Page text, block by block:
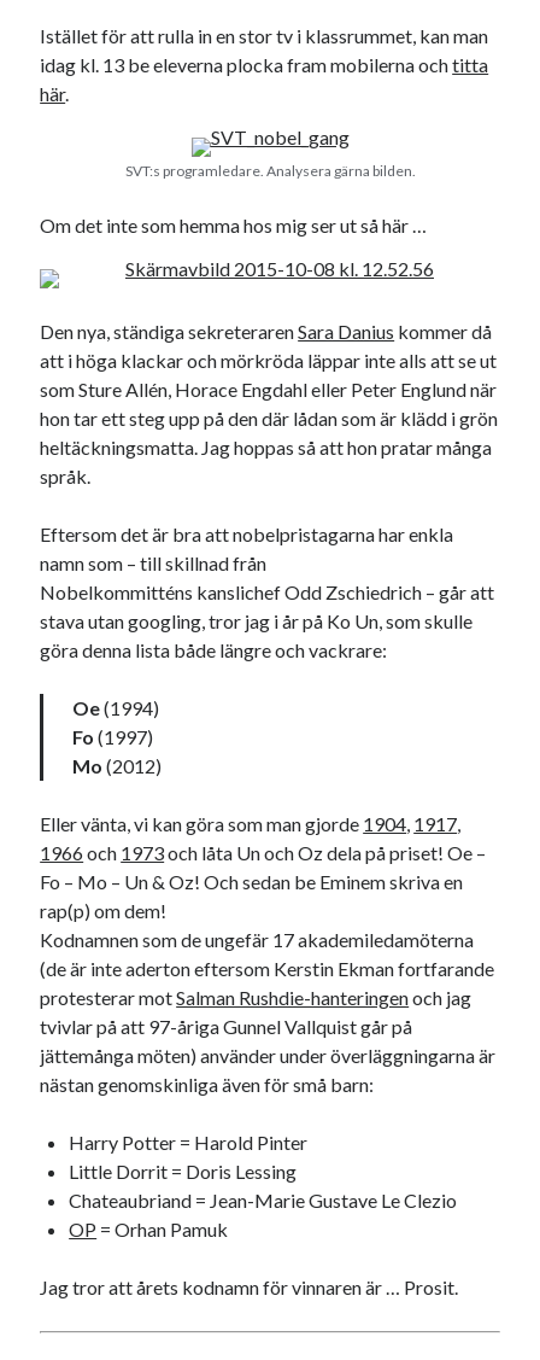
19 20 21 22 23 24 25
26 27 28 29 30 31
Kategorier
Kategorier
#blogg100 allmänbildning
barnen basket bil corona
död England fest film
historia
Julkalenderfacit
kåseri lifvet Lund mat minne
minnen mode museum musik
nostalgi
reklam resa sekrutt skola
sommar språk språkpolis
Stockholm svenska tåg
Dessa har något gemensamt
Onödiga citattecken
Istället för att rulla in en stor tv i klassrummet, kan man
idag kl. 13 be eleverna plocka fram mobilerna ochtitta
här.
SVT:s programledare. Analysera gärna bilden.
Om det inte som hemma hos mig ser ut så här …
Den nya, ständiga sekreterarenSara Danius kommer då
att i höga klackar och mörkröda läppar inte alls att se ut
som Sture Allén, Horace Engdahl eller Peter Englund när
hon tar ett steg upp på den där lådan som är klädd i grön
heltäckningsmatta. Jag hoppas så att hon pratar många
språk.
Eftersom det är bra att nobelpristagarna har enkla
namn som – till skillnad från
Nobelkommitténs kanslichef Odd Zschiedrich – går att
stava utan googling, tror jag i år på Ko Un, som skulle
göra denna lista både längre och vackrare:
Oe(1994)
Fo (1997)
Mo (2012)
Eller vänta, vi kan göra som man gjorde 1904, 1917,
1966och 1973och låta Un och Oz dela på priset! Oe –
Fo – Mo – Un & Oz! Och sedan be Eminem skriva en
rap(p) om dem!
Kodnamnen som de ungefär 17 akademiledamöterna
(de är inte aderton eftersom Kerstin Ekman fortfarande
protesterar motSalman Rushdie-hanteringenoch jag
tvivlar på att 97-åriga Gunnel Vallquist går på
jättemånga möten) använder under överläggningarna är
nästan genomskinliga även för små barn:
Harry Potter = Harold Pinter
Little Dorrit = Doris Lessing
Chateaubriand = Jean-Marie Gustave Le Clezio
OP = Orhan Pamuk
Jag tror att årets kodnamn för vinnaren är … Prosit.